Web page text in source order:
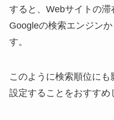
すると、Webサイトの滞
Googleの検索エンジン
す。
このように検索順位に
設定することをおすすめ